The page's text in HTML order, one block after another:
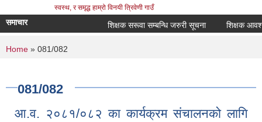
स्वस्थ, र समृद्ध हाम्रो विनयी त्रिवेणी गाउँ
समाचार शिक्षक सरूवा सम्बन्धि जरुरी सूचना शिक्षक
You are here
Home » 081/082
081/082
आ.व. २०८१/०८२ का कार्यक्रम संचालनको लागि